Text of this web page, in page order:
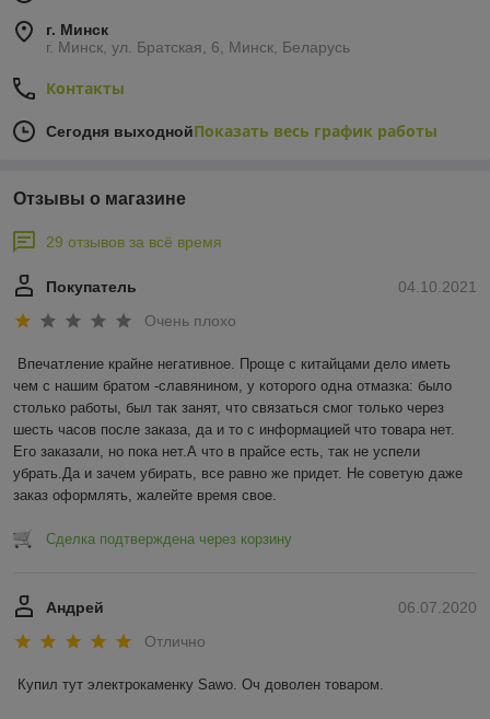
г. Минск
г. Минск, ул. Братская, 6, Минск, Беларусь
Контакты
Сегодня выходнойПоказать весь график работы
Отзывы о магазине
29 отзывов за всё время
04.10.2021
Покупатель
Очень плохо
Впечатление крайне негативное. Проще с китайцами дело иметь
чем с нашим братом -славянином, у которого одна отмазка: было
столько работы, был так занят, что связаться смог только через
шесть часов после заказа, да и то с информацией что товара нет.
Его заказали, но пока нет.А что в прайсе есть, так не успели
убрать.Да и зачем убирать, все равно же придет. Не советую даже
заказ оформлять, жалейте время свое.
Сделка подтверждена через корзину
06.07.2020
Андрей
Отлично
Купил тут электрокаменку Sawo. Оч доволен товаром.